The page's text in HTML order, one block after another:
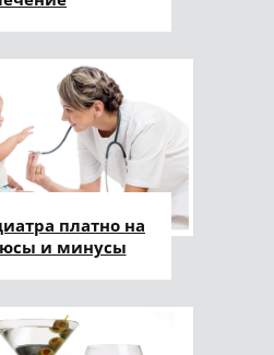
платно на
и минусы